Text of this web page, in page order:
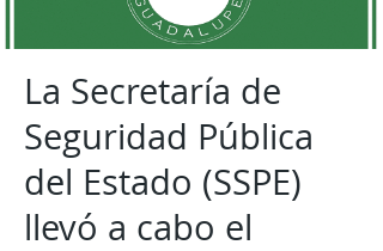
La Secretaría de
Seguridad Pública
del Estado (SSPE)
llevó a cabo el